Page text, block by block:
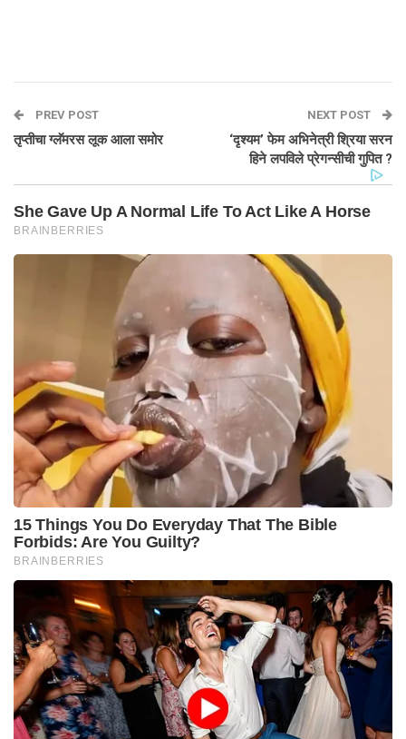
PREV POST
तृप्तीचा ग्लॅमरस लूक आला समोर
NEXT POST
‘दृश्यम’ फेम अभिनेत्री श्रिया सरन
हिने लपविले प्रेगन्सीची गुपित ?